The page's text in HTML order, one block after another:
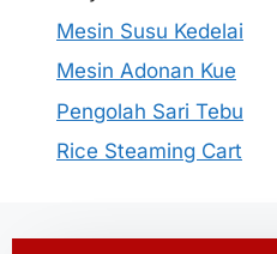
Mesin Susu Kedelai
Mesin Adonan Kue
Pengolah Sari Tebu
Rice Steaming Cart